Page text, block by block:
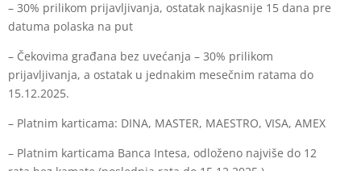
– 30% prilikom prijavljivanja, ostatak najkasnije 15 dana pre
datuma polaska na put
– Čekovima građana bez uvećanja – 30% prilikom
prijavljivanja, a ostatak u jednakim mesečnim ratama do
15.12.2025.
– Platnim karticama: DINA, MASTER, MAESTRO, VISA, AMEX
– Platnim karticama Banca Intesa, odloženo najviše do 12